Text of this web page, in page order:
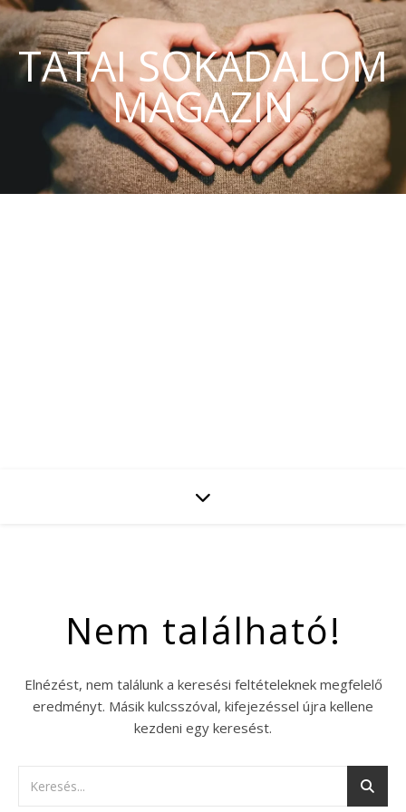
TATAI SOKADALOM
MAGAZIN
Nem található!
Elnézést, nem találunk a keresési feltételeknek megfelelő
eredményt. Másik kulcsszóval, kifejezéssel újra kellene
kezdeni egy keresést.